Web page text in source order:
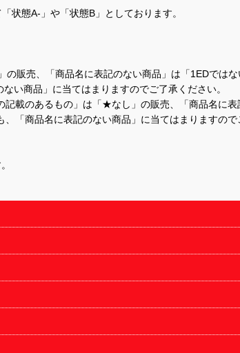
状態A-」や「状態B」としております。
販売、「商品名に表記のない商品」は「1EDでは
い商品」に当てはまりますのでご了承ください。
載のあるもの」は「★なし」の販売、「商品名に
「商品名に表記のない商品」に当てはまりますので